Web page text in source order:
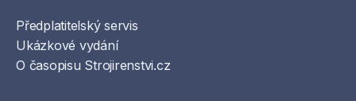
Předplatitelský servis
Ukázkové vydání
O časopisu Strojirenstvi.cz